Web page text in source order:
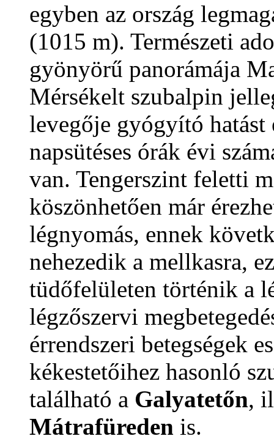
egyben az ország
(1015 m). Természeti
gyönyörű panorámája
Mérsékelt szubalpin
levegője gyógyító hatást
napsütéses órák évi
van. Tengerszint feletti
köszönhetően már
légnyomás, ennek
nehezedik a mellkasra,
tüdőfelületen történik a
légzőszervi
érrendszeri betegségek
kékestetőihez hasonló
található a Galyatetőn,
Mátrafüreden is.